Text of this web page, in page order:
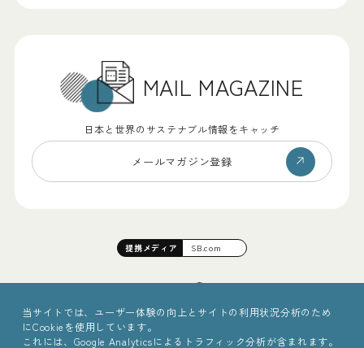
MAIL MAGAZINE
日本と世界のサステナブル情報をキャッチ
メールマガジン登録
提携メディア SB.com
当サイトでは、ユーザー体験の向上とサイトの利用状況分析のため
にCookieを使用しています。
これには、Google Analyticsによるトラフィック分析が含まれます。